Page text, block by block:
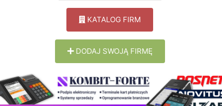
KATALOG FIRM
DODAJ SWOJĄ FIRMĘ